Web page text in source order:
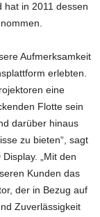
hat in 2011 dessen
Aufmerksamkeit
erlebten.
eine
Flotte sein
darüber hinaus
zu bieten“, sagt
„Mit den
Kunden das
der in Bezug auf
Zuverlässigkeit